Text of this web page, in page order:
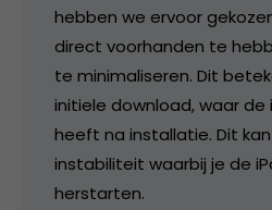
hebben we ervoor
direct voorhanden te
te minimaliseren. Dit
initiele download, waar
heeft na installatie. Dit
instabiliteit waarbij je de
herstarten.